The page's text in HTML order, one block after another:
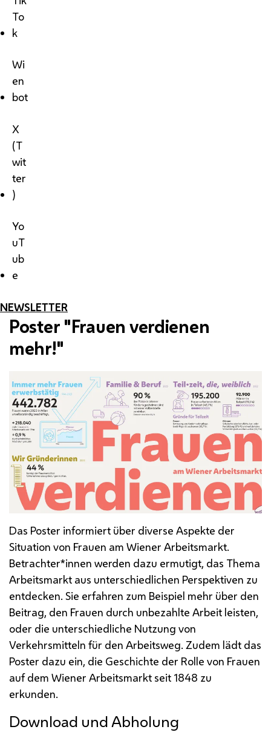
To
k
Wi
en
bot
X
(T
wit
ter
)
Yo
uT
ub
e
NEWSLETTER
Poster "Frauen verdienen
mehr!"
Das Poster informiert über diverse Aspekte der
Situation von Frauen am Wiener Arbeitsmarkt.
Betrachter*innen werden dazu ermutigt, das Thema
Arbeitsmarkt aus unterschiedlichen Perspektiven zu
entdecken. Sie erfahren zum Beispiel mehr über den
Beitrag, den Frauen durch unbezahlte Arbeit leisten,
oder die unterschiedliche Nutzung von
Verkehrsmitteln für den Arbeitsweg. Zudem lädt das
Poster dazu ein, die Geschichte der Rolle von Frauen
auf dem Wiener Arbeitsmarkt seit 1848 zu
erkunden.
Download und Abholung